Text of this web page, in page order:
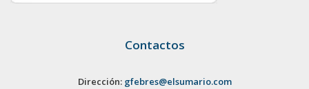
Contactos
Dirección: gfebres@elsumario.com